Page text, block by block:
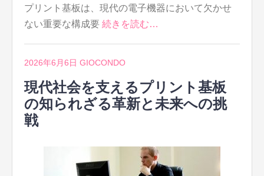
プリント基板は、現代の電子機器において欠かせ
ない重要な構成要 続きを読む…
2026年6月6日 GIOCONDO
現代社会を支えるプリント基板
の知られざる革新と未来への挑
戦